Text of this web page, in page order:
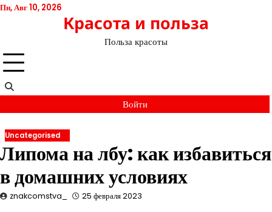
Перейти
Пн, Авг 10, 2026
Красота и польза
Польза красоты
Войти
Uncategorised
Липома на лбу: как избавиться
в домашних условиях
znakcomstva_ 25 февраля 2023